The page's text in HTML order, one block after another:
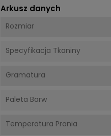
Arkusz danych
Rozmiar
Specyfikacja Tkaniny
Gramatura
Paleta Barw
Temperatura Prania